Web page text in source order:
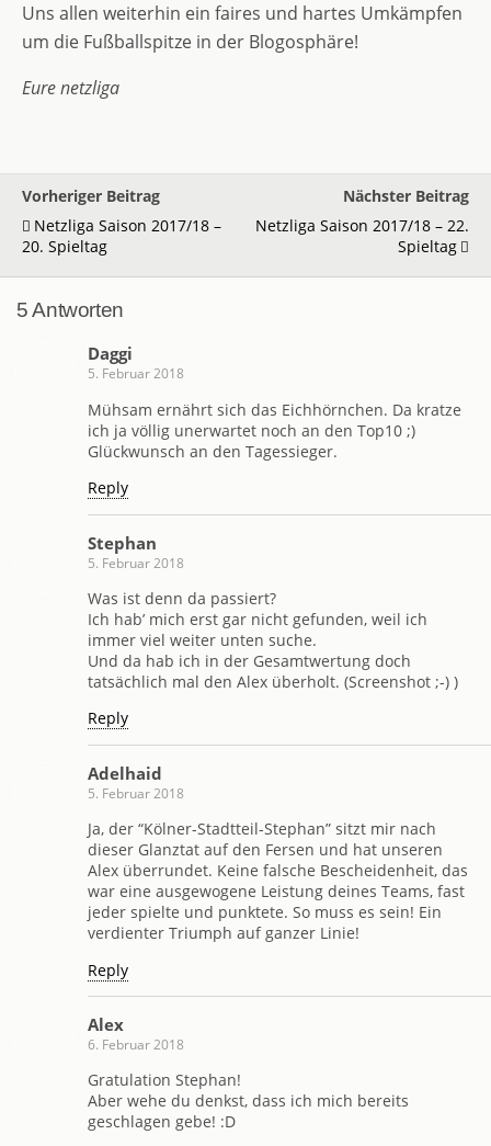
Uns allen weiterhin ein faires und hartes Umkämpfen
um die Fußballspitze in der Blogosphäre!
Eure netzliga
Vorheriger Beitrag
Netzliga Saison 2017/18 –
20. Spieltag
Nächster Beitrag
Netzliga Saison 2017/18 – 22.
Spieltag
5 Antworten
Daggi
5. Februar 2018
Mühsam ernährt sich das Eichhörnchen. Da kratze
ich ja völlig unerwartet noch an den Top10 ;)
Glückwunsch an den Tagessieger.
Reply
Stephan
5. Februar 2018
Was ist denn da passiert?
Ich hab’ mich erst gar nicht gefunden, weil ich
immer viel weiter unten suche.
Und da hab ich in der Gesamtwertung doch
tatsächlich mal den Alex überholt. (Screenshot ;-) )
Reply
Adelhaid
5. Februar 2018
Ja, der “Kölner-Stadtteil-Stephan” sitzt mir nach
dieser Glanztat auf den Fersen und hat unseren
Alex überrundet. Keine falsche Bescheidenheit, das
war eine ausgewogene Leistung deines Teams, fast
jeder spielte und punktete. So muss es sein! Ein
verdienter Triumph auf ganzer Linie!
Reply
Alex
6. Februar 2018
Gratulation Stephan!
Aber wehe du denkst, dass ich mich bereits
geschlagen gebe! :D